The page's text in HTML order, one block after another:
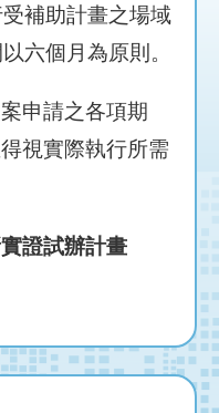
補助計畫之場域
六個月為原則。
申請之各項期
視實際執行所需
證試辦計畫